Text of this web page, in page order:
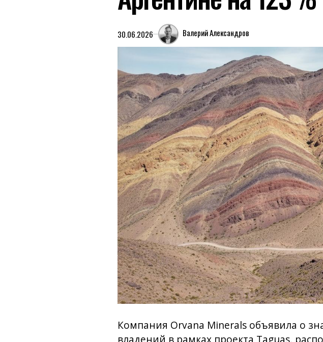
30.06.2026 Валерий Александров
Компания Orvana Minerals объявила о
владений в рамках проекта Taguas,